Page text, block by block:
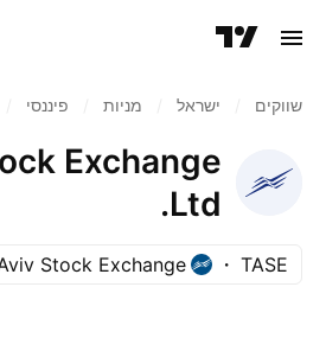
שווקים ישראל מניות‏ פיננסי
Exchange
Ltd.
TASE
Stock Exchange